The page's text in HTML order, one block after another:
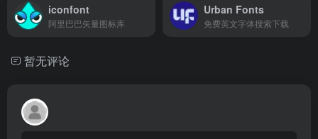
iconfont
阿里巴巴矢量图标库
Urban Fonts
免费英文字体搜索下载
暂无评论